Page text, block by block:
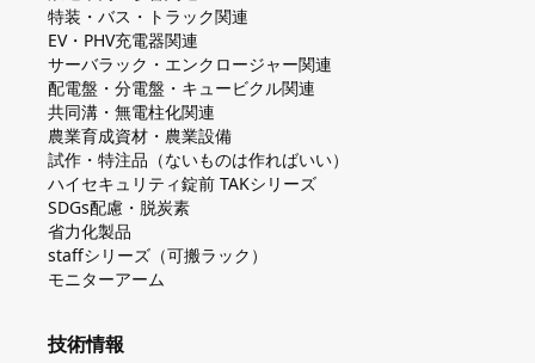
特装・バス・トラック関連
EV・PHV充電器関連
サーバラック・エンクロージャー関連
配電盤・分電盤・キュービクル関連
共同溝・無電柱化関連
農業育成資材・農業設備
試作・特注品（ないものは作ればいい）
ハイセキュリティ錠前 TAKシリーズ
SDGs配慮・脱炭素
省力化製品
staffシリーズ（可搬ラック）
モニターアーム
技術情報